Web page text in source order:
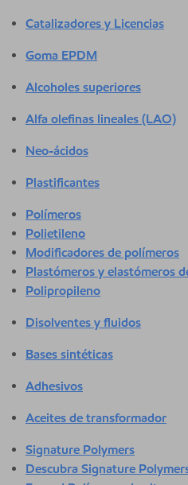
Catalizadores y Licencias
Goma EPDM
Alcoholes superiores
Alfa olefinas lineales (LAO)
Neo-ácidos
Plastificantes
Polímeros
Polietileno
Modificadores de polímeros
Plastómeros y elastómeros
Polipropileno
Disolventes y fluidos
Bases sintéticas
Adhesivos
Aceites de transformador
Signature Polymers
Descubra Signature